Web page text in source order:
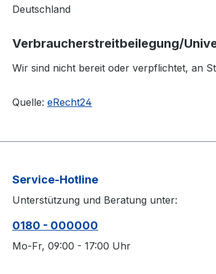
Deutschland
Verbraucher­streit­beilegung/
Wir sind nicht bereit oder verpflichtet, an
Quelle: eRecht24
Service-Hotline
Unterstützung und Beratung unter:
0180 - 000000
Mo-Fr, 09:00 - 17:00 Uhr